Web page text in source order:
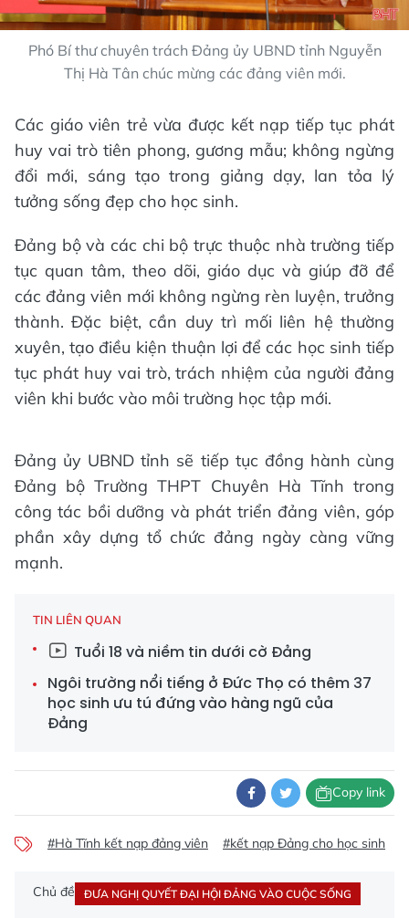
Phó Bí thư chuyên trách Đảng ủy UBND tỉnh Nguyễn
Thị Hà Tân chúc mừng các đảng viên mới.
Các giáo viên trẻ vừa được kết nạp tiếp tục phát
huy vai trò tiên phong, gương mẫu; không ngừng
đổi mới, sáng tạo trong giảng dạy, lan tỏa lý
tưởng sống đẹp cho học sinh.
Đảng bộ và các chi bộ trực thuộc nhà trường tiếp
tục quan tâm, theo dõi, giáo dục và giúp đỡ để
các đảng viên mới không ngừng rèn luyện, trưởng
thành. Đặc biệt, cần duy trì mối liên hệ thường
xuyên, tạo điều kiện thuận lợi để các học sinh tiếp
tục phát huy vai trò, trách nhiệm của người đảng
viên khi bước vào môi trường học tập mới.
Đảng ủy UBND tỉnh sẽ tiếp tục đồng hành cùng
Đảng bộ Trường THPT Chuyên Hà Tĩnh trong
công tác bồi dưỡng và phát triển đảng viên, góp
phần xây dựng tổ chức đảng ngày càng vững
mạnh.
TIN LIÊN QUAN
Tuổi 18 và niềm tin dưới cờ Đảng
Ngôi trường nổi tiếng ở Đức Thọ có thêm 37
học sinh ưu tú đứng vào hàng ngũ của
Đảng
Copy link
#Hà Tĩnh kết nạp đảng viên #kết nạp Đảng cho học sinh
Chủ đề ĐƯA NGHỊ QUYẾT ĐẠI HỘI ĐẢNG VÀO CUỘC SỐNG